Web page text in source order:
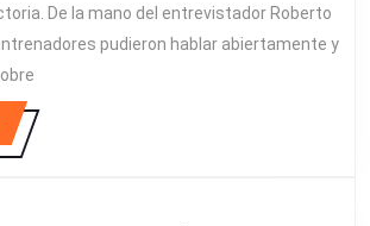
De la mano del entrevistador Roberto
pudieron hablar abiertamente y